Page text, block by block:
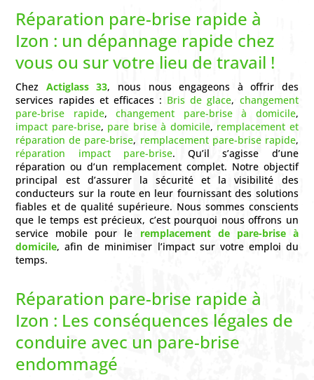
Réparation pare-brise rapide à
Izon : Les conséquences légales de
conduire avec un pare-brise
endommagé
Réparation pare-brise rapide à
Izon : un dépannage rapide chez
vous ou sur votre lieu de travail !
Chez Actiglass 33, nous nous engageons à offrir des
services rapides et efficaces : Bris de glace, changement
pare-brise rapide,changement pare-brise à domicile,
impact pare-brise, pare brise à domicile, remplacement et
réparation de pare-brise, remplacement pare-brise rapide,
réparation impact pare-brise. Qu’il s’agisse d’une
réparation ou d’un remplacement complet. Notre objectif
principal est d’assurer la sécurité et la visibilité des
conducteurs sur la route en leur fournissant des solutions
fiables et de qualité supérieure. Nous sommes conscients
que le temps est précieux, c’est pourquoi nous offrons un
service mobile pour le remplacement de pare-brise à
domicile, afin de minimiser l’impact sur votre emploi du
temps.